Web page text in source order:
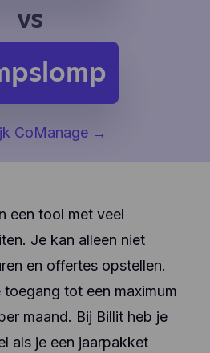
vs
CoManage →
een tool met veel
Je kan alleen niet
en offertes opstellen.
tot een maximum
maand. Bij Billit heb je
als je een jaarpakket